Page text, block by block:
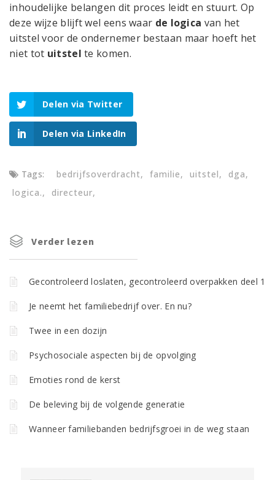
inhoudelijke belangen dit proces leidt en stuurt. Op
deze wijze blijft wel eens waar de logica van het
uitstel voor de ondernemer bestaan maar hoeft het
niet tot uitstelte komen.
Delen via Twitter
Delen via LinkedIn
Tags: bedrijfsoverdracht familie uitstel
dga
logica.
directeur
Verder lezen
Gecontroleerd loslaten, gecontroleerd overpakken deel 1
Je neemt het familiebedrijf over. En nu?
Twee in een dozijn
Psychosociale aspecten bij de opvolging
Emoties rond de kerst
De beleving bij de volgende generatie
Wanneer familiebanden bedrijfsgroei in de weg staan